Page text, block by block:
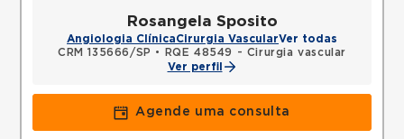
Rosangela Sposito
Angiologia ClínicaCirurgia VascularVer todas
CRM 135666/SP •
RQE 48549 - Cirurgia vascular
Ver perfil
Agende uma consulta